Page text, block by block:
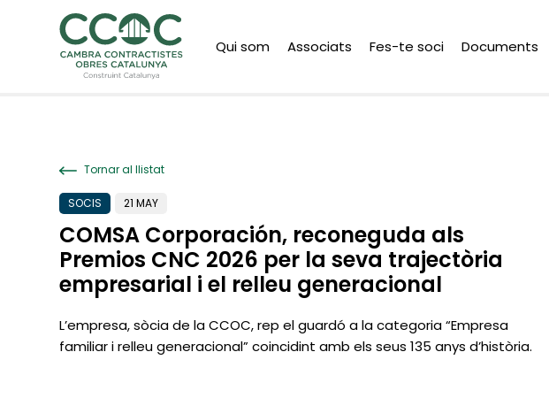
Qui som Associats Fes-te soci Documents
Tornar al llistat
SOCIS 21 MAY
COMSA Corporación, reconeguda als
Premios CNC 2026 per la seva trajectòria
empresarial i el relleu generacional
L’empresa, sòcia de la CCOC, rep el guardó a la categoria “Empresa
familiar i relleu generacional” coincidint amb els seus 135 anys d’història.